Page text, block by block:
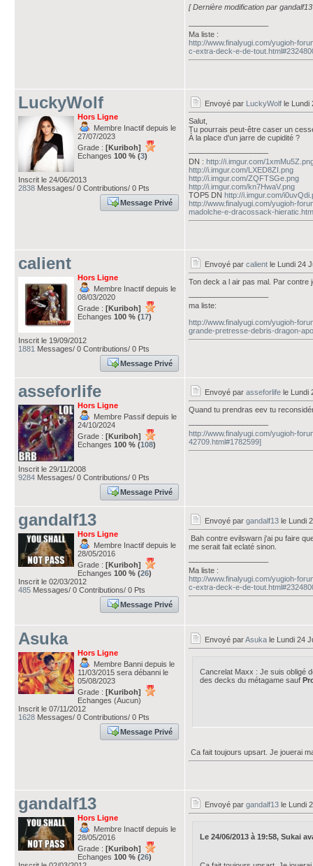
[ Dernière modification par
Ma liste :
http://www.finalyugi.com/yugioh-
c-extra-deck-e-de-
LuckyWolf
Hors Ligne
Membre Inactif depuis le
27/07/2023
Grade : [Kuriboh]
Echanges 100 % (3)
Inscrit le 24/06/2013
2838 Messages/ 0 Contributions/ 0 Pts
Message Privé
Envoyé par LuckyWolf le Lundi
Salut,
Tu pourrais peut-être caser un
À la place d'un jarre de cupidité ?
DN : http://i.imgur.com/
http://i.imgur.com/LXED8ZI.png
http://i.imgur.com/ZQFTSGe.png
http://i.imgur.com/kn7HwaV.png
TOP5 DN http://i.imgur.com/
http://www.finalyugi.com/yugioh-
madolche-e-dracossack-
calient
Hors Ligne
Membre Inactif depuis le
08/03/2020
Grade : [Kuriboh]
Echanges 100 % (17)
Inscrit le 19/09/2012
1881 Messages/ 0 Contributions/ 0 Pts
Message Privé
Envoyé par calient le Lundi 24
Ton deck a l air pas mal. Par
ma liste:
http://www.finalyugi.com/yugioh-
grande-pretresse-debris-dragon-
asseforlife
Hors Ligne
Membre Passif depuis le
24/10/2024
Grade : [Kuriboh]
Echanges 100 % (108)
Inscrit le 29/11/2008
9284 Messages/ 0 Contributions/ 0 Pts
Message Privé
Envoyé par asseforlife le Lundi
Quand tu prendras eev tu
http://www.finalyugi.com/yugioh-
42709.html#1782599]
gandalf13
Hors Ligne
Membre Inactif depuis le
28/05/2016
Grade : [Kuriboh]
Echanges 100 % (26)
Inscrit le 02/03/2012
485 Messages/ 0 Contributions/ 0 Pts
Message Privé
Envoyé par gandalf13 le Lundi
Bah contre evilswarn j'ai pu faire
me serait fait eclaté sinon.
Ma liste :
http://www.finalyugi.com/yugioh-
c-extra-deck-e-de-
Asuka
Hors Ligne
Membre Banni depuis le
11/03/2015 sera débanni le
05/08/2023
Grade : [Kuriboh]
Echanges (Aucun)
Inscrit le 07/11/2012
1628 Messages/ 0 Contributions/ 0 Pts
Message Privé
Envoyé parAsuka le Lundi 24
Cancrelat Maxx : Je suis obligé
des decks du métagame sauf
Ca fait toujours upsart. Je jouerai
gandalf13
Hors Ligne
Membre Inactif depuis le
28/05/2016
Grade : [Kuriboh]
Echanges 100 % (26)
Envoyé par gandalf13 le Lundi
Le 24/06/2013 à 19:58, Sukai